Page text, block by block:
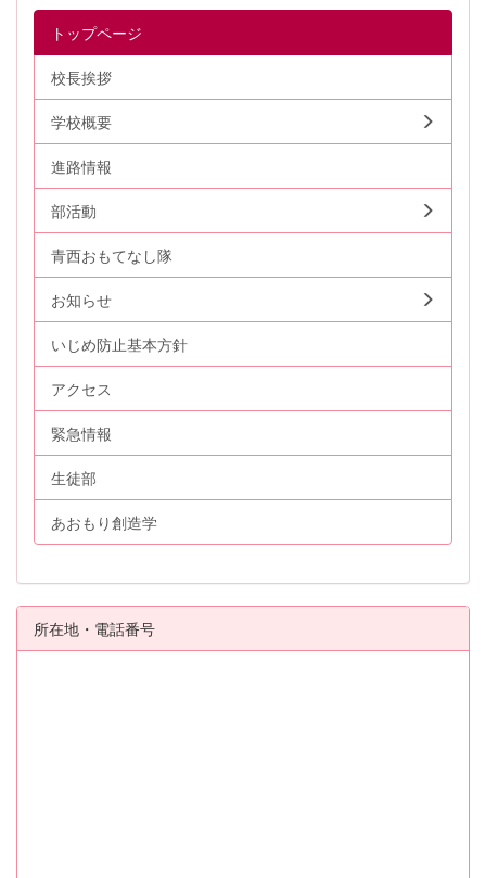
トップページ
校長挨拶
学校概要
進路情報
部活動
青西おもてなし隊
お知らせ
いじめ防止基本方針
アクセス
緊急情報
生徒部
あおもり創造学
所在地・電話番号